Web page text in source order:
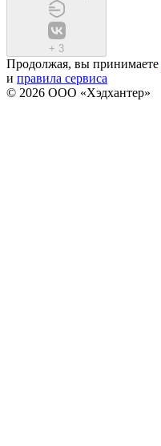
+ 3
Продолжая, вы принимаете
и правила сервиса
© 2026 ООО «Хэдхантер»